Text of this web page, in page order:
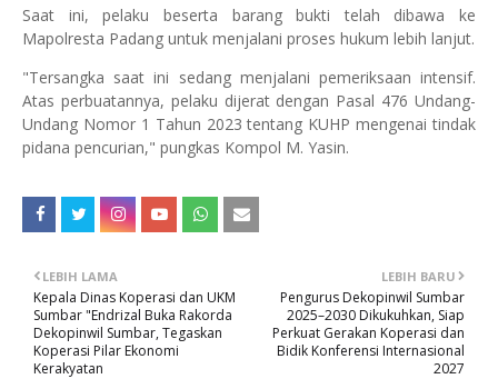
Saat ini, pelaku beserta barang bukti telah dibawa ke
Mapolresta Padang untuk menjalani proses hukum lebih lanjut.
"Tersangka saat ini sedang menjalani pemeriksaan intensif.
Atas perbuatannya, pelaku dijerat dengan Pasal 476 Undang-
Undang Nomor 1 Tahun 2023 tentang KUHP mengenai tindak
pidana pencurian," pungkas Kompol M. Yasin.
LEBIH BARU
Pengurus Dekopinwil Sumbar
2025–2030 Dikukuhkan, Siap
Perkuat Gerakan Koperasi dan
Bidik Konferensi Internasional
2027
LEBIH LAMA
Kepala Dinas Koperasi dan UKM
Sumbar "Endrizal Buka Rakorda
Dekopinwil Sumbar, Tegaskan
Koperasi Pilar Ekonomi
Kerakyatan